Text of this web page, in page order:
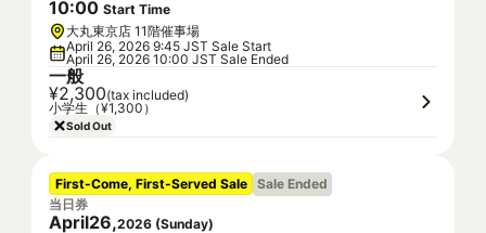
10:00 Start Time
大丸東京店 11階催事場
April 26, 2026 9:45 JST Sale Start
April 26, 2026 10:00 JST Sale Ended
一般
¥2,300(tax included)
小学生（¥1,300）
Sold Out
First-Come, First-Served Sale Sale Ended
当日券
April26,2026 (Sunday)